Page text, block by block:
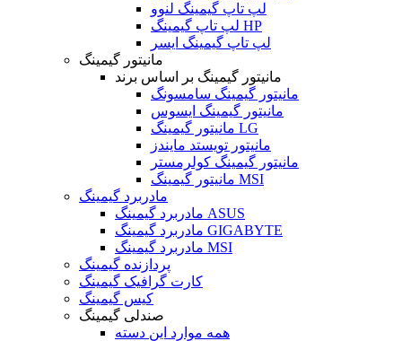
لپ تاپ گیمینگ لنوو
لپ تاپ گیمینگ HP
لپ تاپ گیمینگ ایسر
مانیتور گیمینگ
مانیتور گیمینگ بر اساس برند
مانیتور گیمینگ سامسونگ
مانیتور گیمینگ ایسوس
مانیتور گیمینگ LG
مانیتور تویستد مایندز
مانیتور گیمینگ کولرمستر
مانیتور گیمینگ MSI
مادربرد گیمینگ
مادربرد گیمینگ ASUS
مادربرد گیمینگ GIGABYTE
مادربرد گیمینگ MSI
پردازنده گیمینگ
کارت گرافیک گیمینگ
کیس گیمینگ
صندلی گیمینگ
همه موارد این دسته